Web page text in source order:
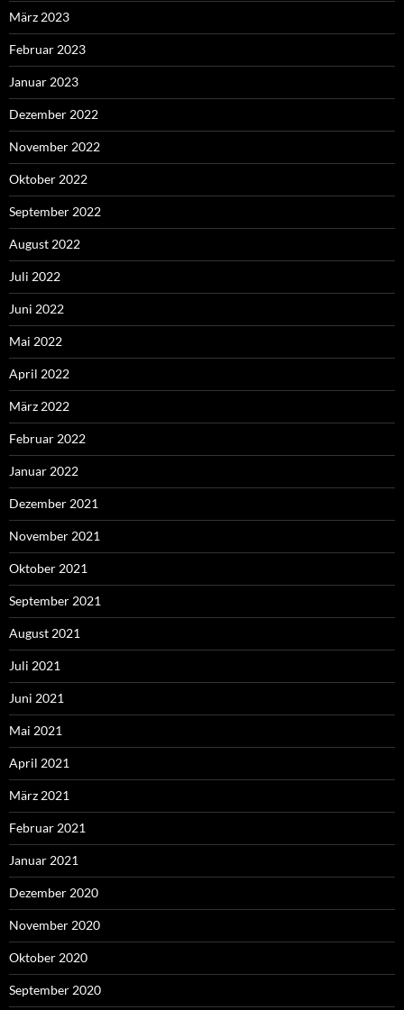
März 2023
Februar 2023
Januar 2023
Dezember 2022
November 2022
Oktober 2022
September 2022
August 2022
Juli 2022
Juni 2022
Mai 2022
April 2022
März 2022
Februar 2022
Januar 2022
Dezember 2021
November 2021
Oktober 2021
September 2021
August 2021
Juli 2021
Juni 2021
Mai 2021
April 2021
März 2021
Februar 2021
Januar 2021
Dezember 2020
November 2020
Oktober 2020
September 2020